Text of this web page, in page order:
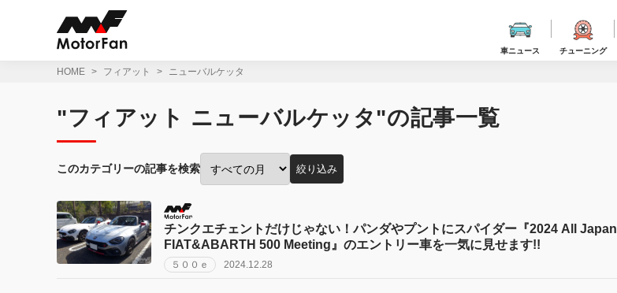
車ニュース チューニング
HOME フィアット ニューバルケッタ
"フィアット ニューバルケッタ"の記事一覧
このカテゴリーの記事を検索
投
月
で
絞
り
絞り込み
チンクエチェントだけじゃない！パンダやプントにスパイダー『2024 All Japan
FIAT&ABARTH 500 Meeting』のエントリー車を一気に見せます!!
５００ｅ 2024.12.28